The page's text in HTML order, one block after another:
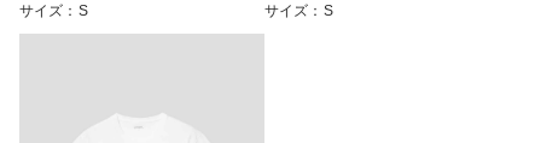
サイズ：S
サイズ：S